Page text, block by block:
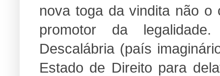
nova toga da vindita não o
promotor da
Descalábria (país
Estado de Direito para